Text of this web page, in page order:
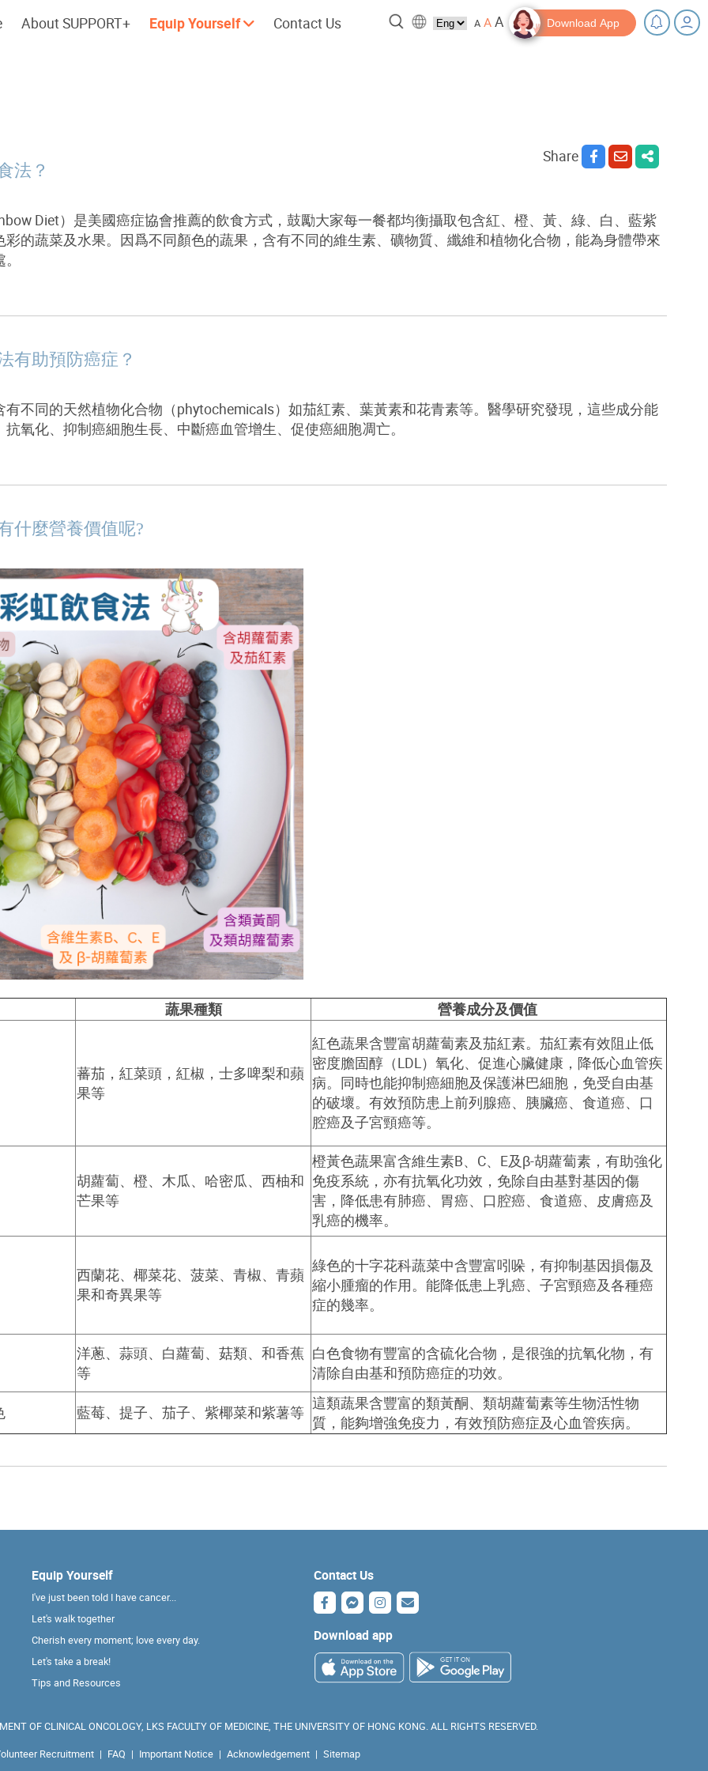
About SUPPORT+ Equip Yourself
Tips and Resources
Contact Us A AA Download App
Share
法？
Diet）是美國癌症協會推薦的飲食方式，鼓勵大家每一餐都均衡攝取包含紅、橙、黃、綠、白、藍紫
彩的蔬菜及水果。因爲不同顏色的蔬果，含有不同的維生素、礦物質、纖維和植物化合物，能為身體帶來
有助預防癌症？
不同的天然植物化合物（phytochemicals） 如茄紅素、葉黃素和花青素等。醫學研究發現，這些成分能
抗氧化、抑制癌細胞生長、中斷癌血管增生、促使癌細胞凋亡。
什麼營養價值呢?
蔬果種類 營養成分及價值
蕃茄，紅菜頭，紅椒，士多啤梨和蘋
果等
紅色蔬果含豐富胡蘿蔔素及茄紅素。茄紅素有效阻止低
密度膽固醇（LDL）氧化、促進心臟健康，降低心血管疾
病。同時也能抑制癌細胞及保護淋巴細胞，免受自由基
的破壞。有效預防患上前列腺癌、胰臟癌、食道癌、口
腔癌及子宮頸癌等。
胡蘿蔔、橙、木瓜、哈密瓜、西柚和
芒果等
橙黃色蔬果富含維生素B、C、E及β-胡蘿蔔素，有助強化
免疫系統，亦有抗氧化功效，免除自由基對基因的傷
害，降低患有肺癌、胃癌、口腔癌、食道癌、皮膚癌及
乳癌的機率。
西蘭花、椰菜花、菠菜、青椒、青蘋
果和奇異果等
綠色的十字花科蔬菜中含豐富吲哚，有抑制基因損傷及
縮小腫瘤的作用。能降低患上乳癌、子宮頸癌及各種癌
症的幾率。
洋蔥、蒜頭、白蘿蔔、菇類、和香蕉
等
白色食物有豐富的含硫化合物，是很強的抗氧化物，有
清除自由基和預防癌症的功效。
藍莓、提子、茄子、紫椰菜和紫薯等 這類蔬果含豐富的類黃酮、類胡蘿蔔素等生物活性物
質，能夠增強免疫力，有效預防癌症及心血管疾病。
Equip Yourself
I've just been told I have cancer...
Let's walk together
Cherish every moment; love every day.
Let's take a break!
Tips and Resources
Contact Us
Download app
OF CLINICAL ONCOLOGY, LKS FACULTY OF MEDICINE, THE UNIVERSITY OF HONG KONG. ALL RIGHTS RESERVED.
Recruitment | FAQ | Important Notice | Acknowledgement | Sitemap